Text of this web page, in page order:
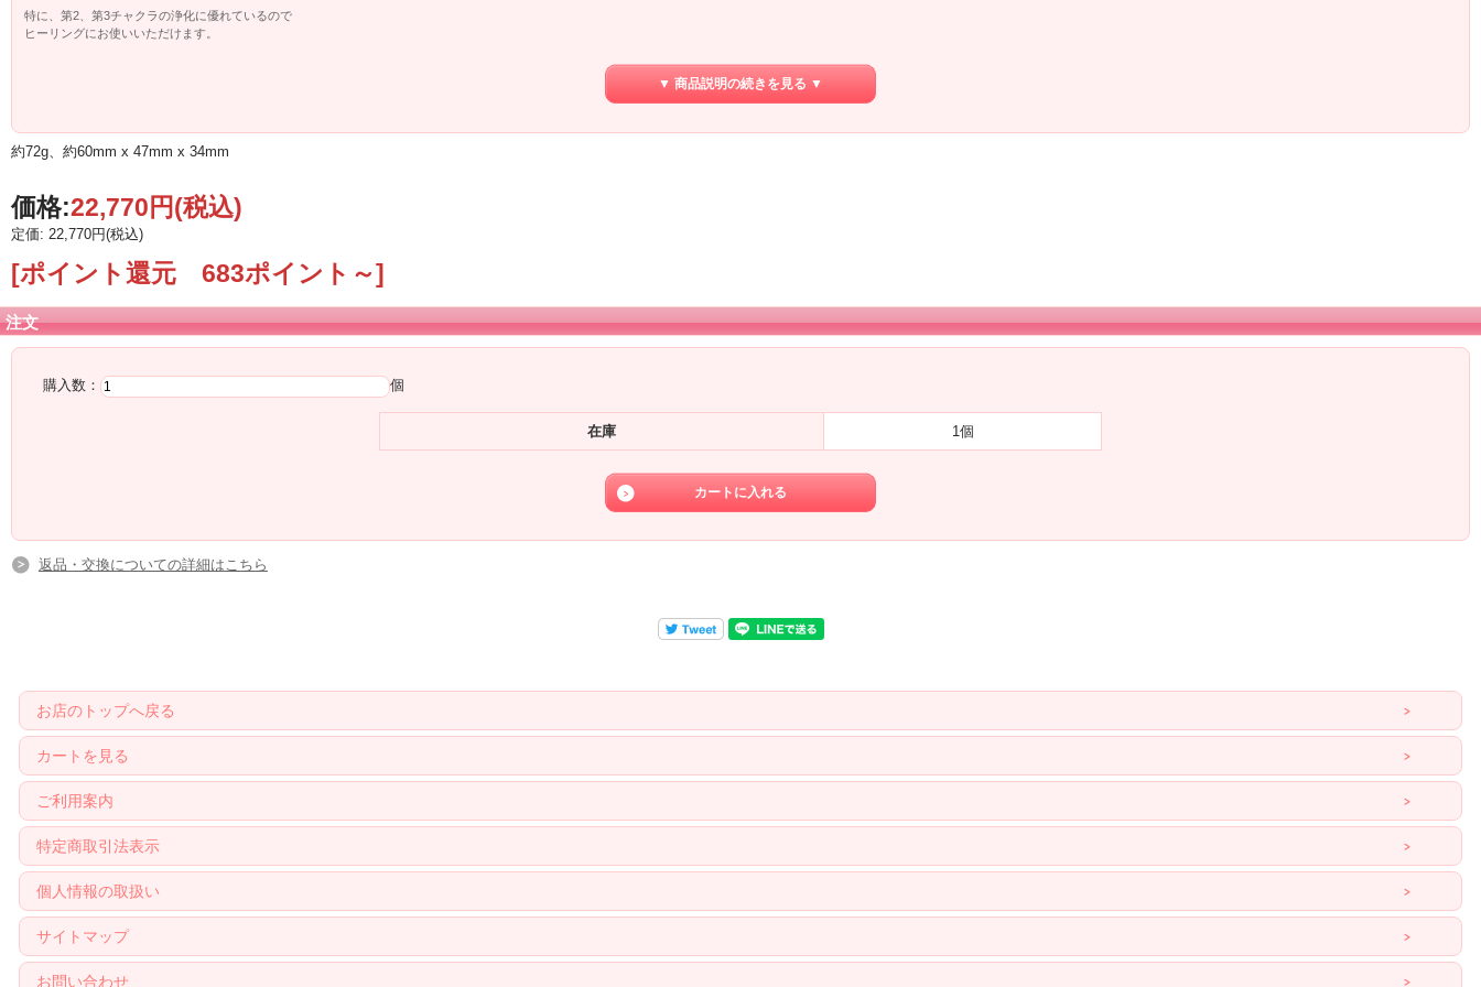
特に、第2、第3チャクラの浄化に優れているので
ヒーリングにお使いいただけます。
▼ 商品説明の続きを見る ▼
約72g、約60mm x 47mm x 34mm
価格:22,770円(税込)
定価: 22,770円(税込)
[ポイント還元 683ポイント～]
注文
購入数： 個
在庫 1個
返品・交換についての詳細はこちら
お店のトップへ戻る
カートを見る
ご利用案内
特定商取引法表示
個人情報の取扱い
サイトマップ
お問い合わせ